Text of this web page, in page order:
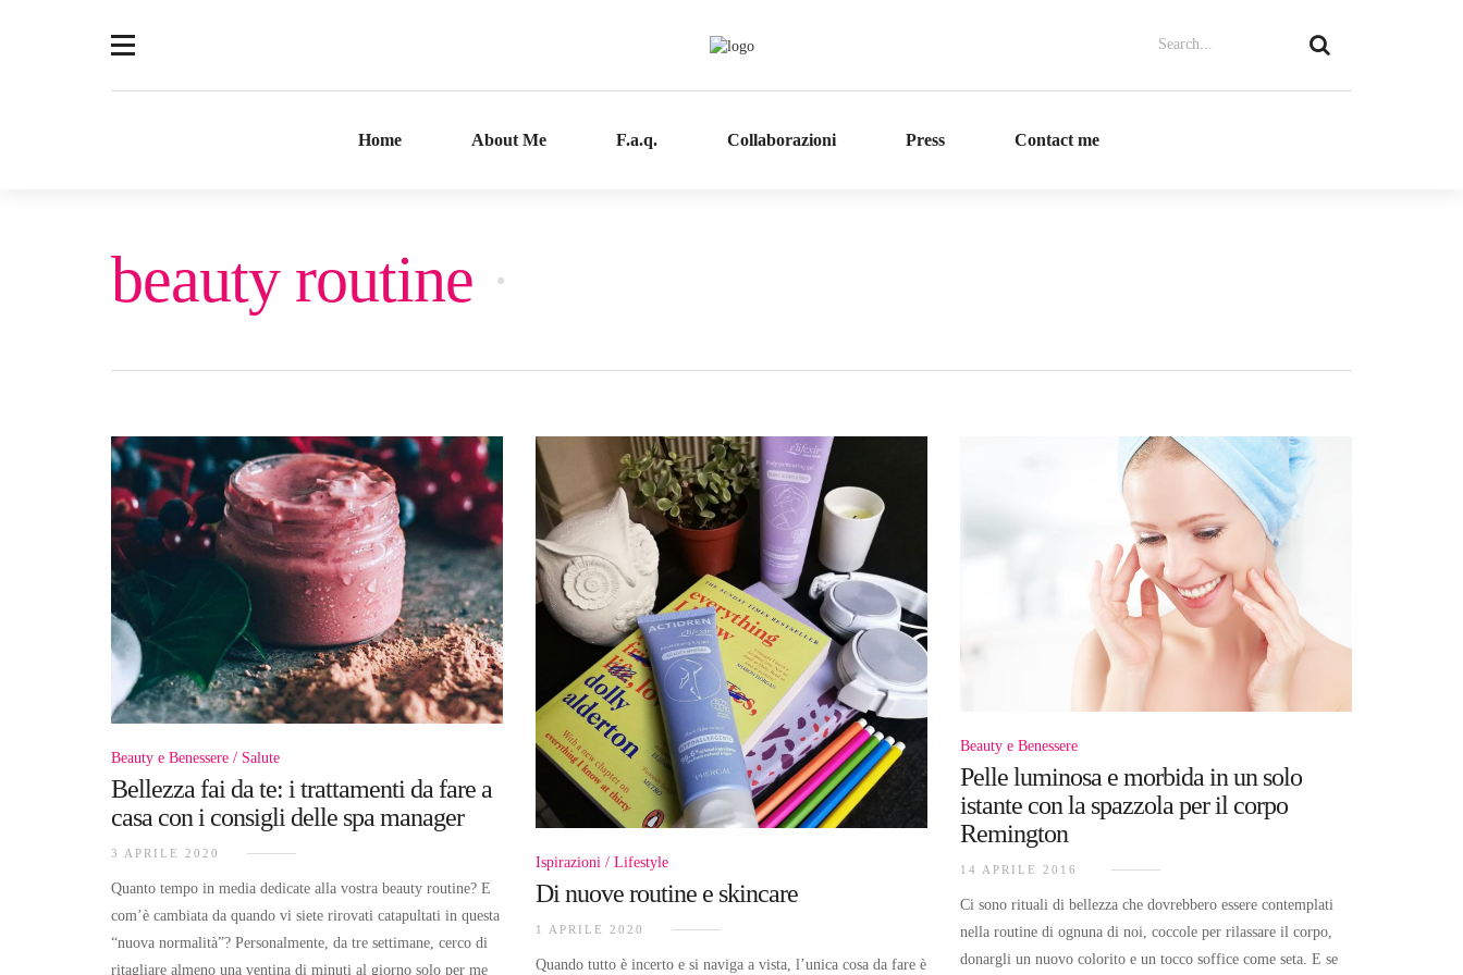
Home About Me F.a.q. Collaborazioni Press Contact me
beauty routine
Beauty e Benessere Salute
Bellezza fai da te: i trattamenti da fare a
casa con i consigli delle spa manager
3 APRILE 2020
Quanto tempo in media dedicate alla vostra beauty routine? E
com’è cambiata da quando vi siete rirovati catapultati in questa
“nuova normalità”? Personalmente, da tre settimane, cerco di
ritagliare almeno una ventina di minuti al giorno solo per me
Ispirazioni Lifestyle
Di nuove routine e skincare
1 APRILE 2020
Quando tutto è incerto e si naviga a vista, l’unica cosa da fare è
Beauty e Benessere
Pelle luminosa e morbida in un solo
istante con la spazzola per il corpo
Remington
14 APRILE 2016
Ci sono rituali di bellezza che dovrebbero essere contemplati
nella routine di ognuna di noi, coccole per rilassare il corpo,
donargli un nuovo colorito e un tocco soffice come seta. E se